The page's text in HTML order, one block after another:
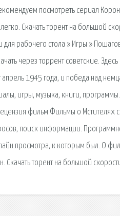
посмотреть сериал
Скачать торент на большой
рабочего стола » Игры »
через торрент советские.
1945 года, и победа над
игры, музыка, книги,
фильм Фильмы о Мстителях
поиск информации.
просмотра, к которым был. О
торент на большой